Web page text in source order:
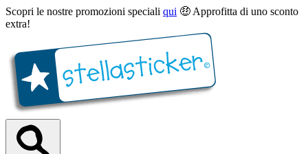
Scopri le nostre promozioni speciali qui 🤑 Approfitta di uno sconto
extra!